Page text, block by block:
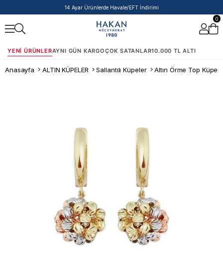
14 Ayar Ürünlerde Havale/EFT İndirimi
0
YENI ÜRÜNLERAYNI GÜN KARGOÇOK SATANLAR10.000 TL ALTI
Anasayfa ALTIN KÜPELER Sallantılı Küpeler Altın Örme Top Küpe